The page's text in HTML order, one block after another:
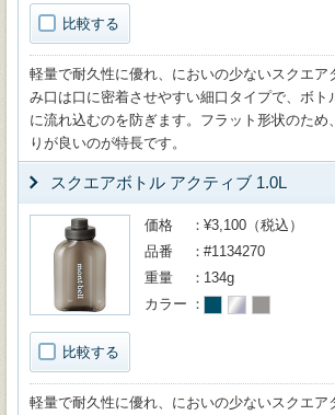
比較する
軽量で耐久性に優れ、においの少ないスクエア
み口は口に密着させやすい細口タイプで、ボト
に流れ込むのを防ぎます。フラット形状のため
りが良いのが特長です。
スクエアボトル アクティブ 1.0L
比較する
価格
¥3,100（税込）
品番
#1134270
重量
134g
カラー
軽量で耐久性に優れ、においの少ないスクエア